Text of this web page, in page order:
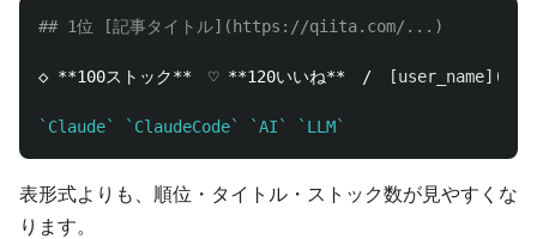
## 1位 [記事タイトル](https://qiita.com/...)
◇ **100ストック** ♡ **120いいね** / [user_name](
`Claude` `ClaudeCode` `AI` `LLM`
表形式よりも、順位・タイトル・ストック数が見やすくな
ります。